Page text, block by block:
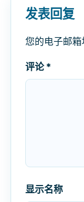
发表回复
您的电子邮箱
评论*
显示名称